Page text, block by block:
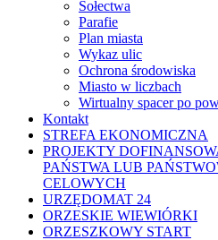
Sołectwa
Parafie
Plan miasta
Wykaz ulic
Ochrona środowiska
Miasto w liczbach
Wirtualny spacer po
Kontakt
STREFA EKONOMICZNA
PROJEKTY
PAŃSTWA LUB
CELOWYCH
URZĘDOMAT 24
ORZESKIE WIEWIÓRKI
ORZESZKOWY START